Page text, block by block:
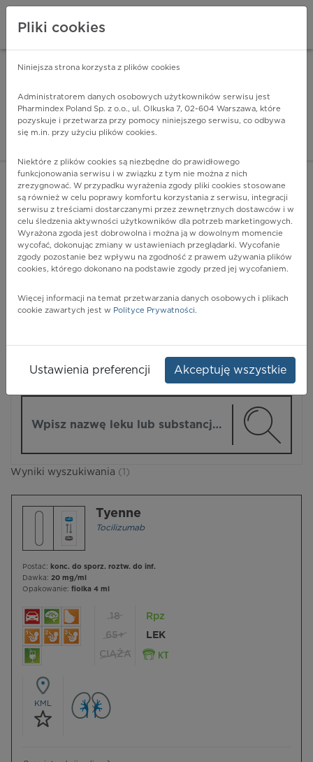
Pharmindex - lider
ZALOGUJ SIĘ
POKAŻ FILTRY
Pharmindex
Wyniki wyszukiwania (1)
Tyenne
Tocilizumab
Postać: konc. do sporz. roztw. do inf.
Dawka: 20 mg/ml
Opakowanie: fiolka 4 ml
18
65+
CIĄŻA
Rpz
LEK
KML
Pliki cookies
Niniejsza strona korzysta z plików cookies
Administratorem danych osobowych użytkowników serwisu jest
Pharmindex Poland Sp. z o.o., ul. Olkuska 7, 02-604 Warszawa, które
pozyskuje i przetwarza przy pomocy niniejszego serwisu, co odbywa
się m.in. przy użyciu plików cookies.
Niektóre z plików cookies są niezbędne do prawidłowego
funkcjonowania serwisu i w związku z tym nie można z nich
zrezygnować. W przypadku wyrażenia zgody pliki cookies stosowane
są również w celu poprawy komfortu korzystania z serwisu, integracji
serwisu z treściami dostarczanymi przez zewnętrznych dostawców i w
celu śledzenia aktywności użytkowników dla potrzeb marketingowych.
Wyrażona zgoda jest dobrowolna i można ją w dowolnym momencie
wycofać, dokonując zmiany w ustawieniach przeglądarki. Wycofanie
zgody pozostanie bez wpływu na zgodność z prawem używania plików
cookies, którego dokonano na podstawie zgody przed jej wycofaniem.
Więcej informacji na temat przetwarzania danych osobowych i plikach
cookie zawartych jest w Polityce Prywatności.
Ustawienia preferencji Akceptuję wszystkie
ZA DARMO - w Google Play INSTALUJ